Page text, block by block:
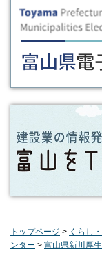
トップページ > くらし
ンター > 富山県新川厚